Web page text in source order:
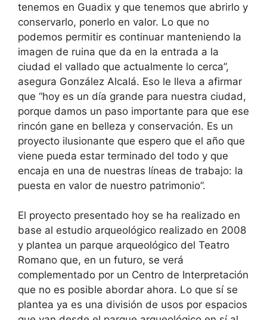
tenemos en Guadix y que tenemos que abrirlo y
conservarlo, ponerlo en valor. Lo que no
podemos permitir es continuar manteniendo la
imagen de ruina que da en la entrada a la
ciudad el vallado que actualmente lo cerca”,
asegura González Alcalá. Eso le lleva a afirmar
que “hoy es un día grande para nuestra ciudad,
porque damos un paso importante para que ese
rincón gane en belleza y conservación. Es un
proyecto ilusionante que espero que el año que
viene pueda estar terminado del todo y que
encaja en una de nuestras líneas de trabajo: la
puesta en valor de nuestro patrimonio”.
El proyecto presentado hoy se ha realizado en
base al estudio arqueológico realizado en 2008
y plantea un parque arqueológico del Teatro
Romano que, en un futuro, se verá
complementado por un Centro de Interpretación
que no es posible abordar ahora. Lo que sí se
plantea ya es una división de usos por espacios